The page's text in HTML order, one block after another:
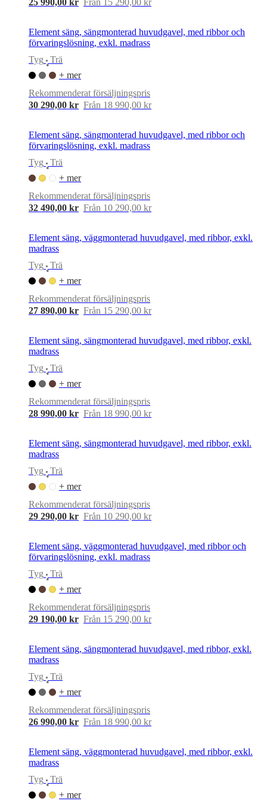
25 990,00 kr Från 15 290,00 kr
Element säng, sängmonterad huvudgavel, med ribbor och
förvaringslösning, exkl. madrass
Tyg
•
Trä
+ mer
Rekommenderat försäljningspris
30 290,00 kr Från 18 990,00 kr
Element säng, sängmonterad huvudgavel, med ribbor och
förvaringslösning, exkl. madrass
Tyg
•
Trä
+ mer
Rekommenderat försäljningspris
32 490,00 kr Från 10 290,00 kr
Element säng, väggmonterad huvudgavel, med ribbor, exkl.
madrass
Tyg
•
Trä
+ mer
Rekommenderat försäljningspris
27 890,00 kr Från 15 290,00 kr
Element säng, sängmonterad huvudgavel, med ribbor, exkl.
madrass
Tyg
•
Trä
+ mer
Rekommenderat försäljningspris
28 990,00 kr Från 18 990,00 kr
Element säng, sängmonterad huvudgavel, med ribbor, exkl.
madrass
Tyg
•
Trä
+ mer
Rekommenderat försäljningspris
29 290,00 kr Från 10 290,00 kr
Element säng, väggmonterad huvudgavel, med ribbor och
förvaringslösning, exkl. madrass
Tyg
•
Trä
+ mer
Rekommenderat försäljningspris
29 190,00 kr Från 15 290,00 kr
Element säng, sängmonterad huvudgavel, med ribbor, exkl.
madrass
Tyg
•
Trä
+ mer
Rekommenderat försäljningspris
26 990,00 kr Från 18 990,00 kr
Element säng, väggmonterad huvudgavel, med ribbor, exkl.
madrass
Tyg
•
Trä
+ mer